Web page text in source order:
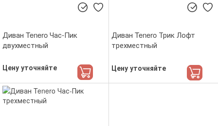
Диван Tenero Час-Пик
двухместный
Цену уточняйте
Диван Tenero Трик Лофт
трехместный
Цену уточняйте